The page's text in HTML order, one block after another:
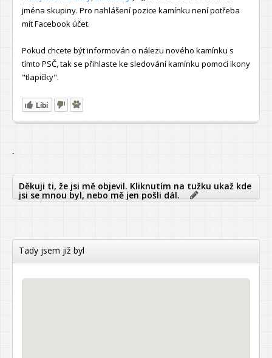
jména skupiny. Pro nahlášení pozice kamínku není potřeba
mít Facebook účet.
Pokud chcete být informován o nálezu nového kamínku s
tímto PSČ, tak se přihlaste ke sledování kamínku pomocí ikony
"tlapičky".
Líbí
`
Děkuji ti, že jsi mě objevil. Kliknutím na tužku ukaž kde
jsi se mnou byl, nebo mě jen pošli dál.
Tady jsem již byl